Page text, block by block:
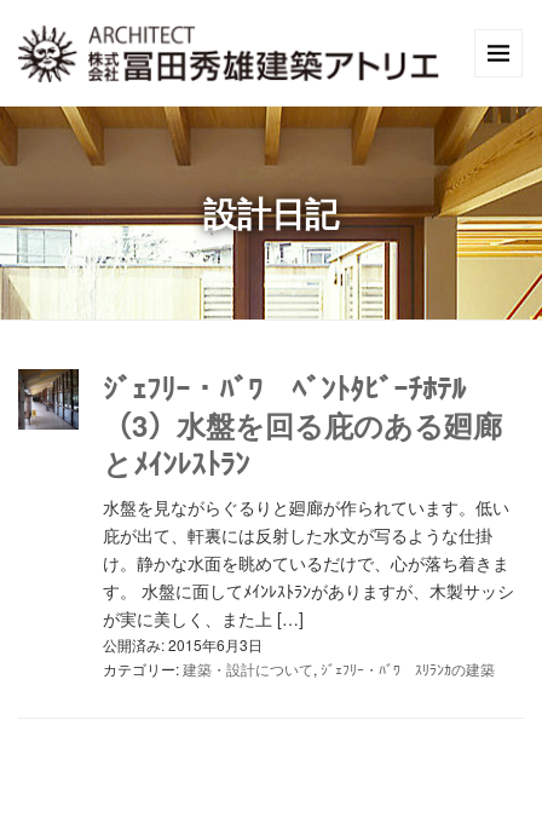
設計日記
ｼﾞｪﾌﾘｰ・ﾊﾞﾜ ﾍﾞﾝﾄﾀﾋﾞｰﾁﾎﾃﾙ
（3）水盤を回る庇のある廻廊
とﾒｲﾝﾚｽﾄﾗﾝ
水盤を見ながらぐるりと廻廊が作られています。低い
庇が出て、軒裏には反射した水文が写るような仕掛
け。静かな水面を眺めているだけで、心が落ち着きま
す。 水盤に面してﾒｲﾝﾚｽﾄﾗﾝがありますが、木製サッシ
が実に美しく、また上 […]
公開済み: 2015年6月3日
カテゴリー:建築・設計について, ｼﾞｪﾌﾘｰ・ﾊﾞﾜ ｽﾘﾗﾝｶの建築